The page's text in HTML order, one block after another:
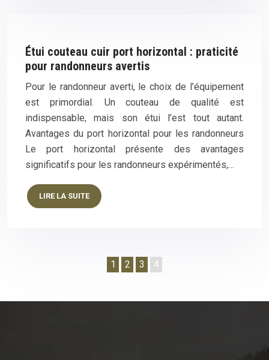
Étui couteau cuir port horizontal : praticité
pour randonneurs avertis
Pour le randonneur averti, le choix de l’équipement
est primordial. Un couteau de qualité est
indispensable, mais son étui l’est tout autant.
Avantages du port horizontal pour les randonneurs
Le port horizontal présente des avantages
significatifs pour les randonneurs expérimentés,…
LIRE LA SUITE
1 2 3 4